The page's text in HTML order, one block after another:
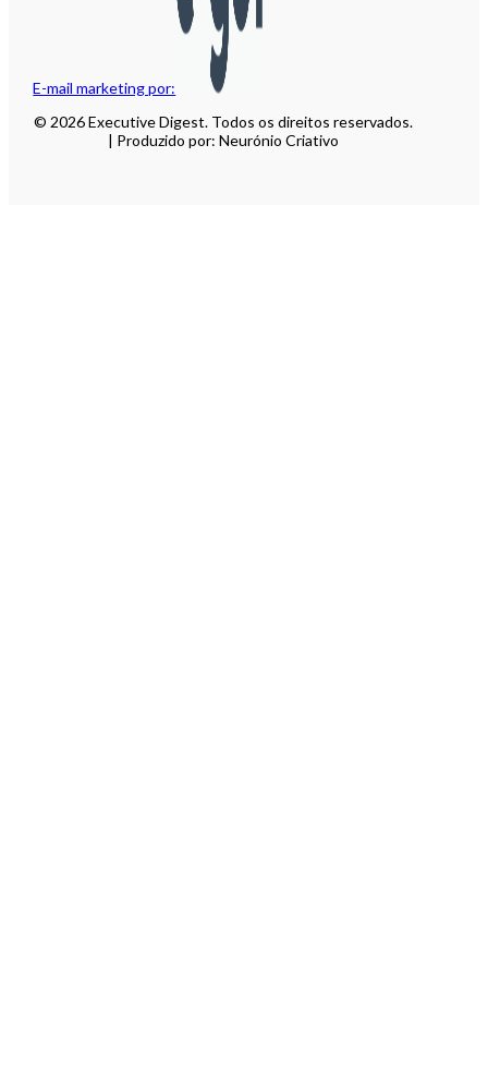
E-mail marketing por:
© 2026 Executive Digest. Todos os direitos reservados.
| Produzido por: Neurónio Criativo